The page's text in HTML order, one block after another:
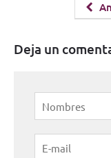
Deja un